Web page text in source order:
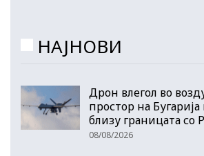
НАЈНОВИ
Дрон влегол во
простор на
близу границата со
08/08/2026